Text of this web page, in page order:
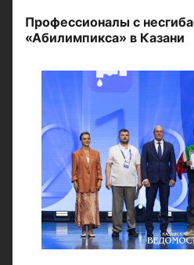
Профессионалы с
«Абилимпикса» в Казани